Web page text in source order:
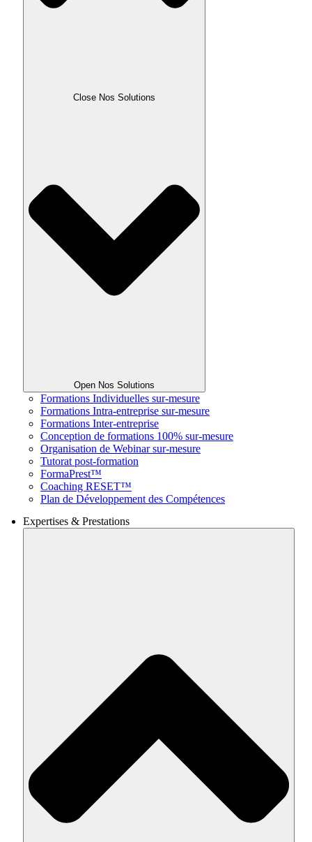
Close Nos Solutions
Open Nos Solutions
Formations Individuelles sur-mesure
Formations Intra-entreprise sur-mesure
Formations Inter-entreprise
Conception de formations 100% sur-mesure
Organisation de Webinar sur-mesure
Tutorat post-formation
FormaPrest™
Coaching RESET™
Plan de Développement des Compétences
Expertises & Prestations